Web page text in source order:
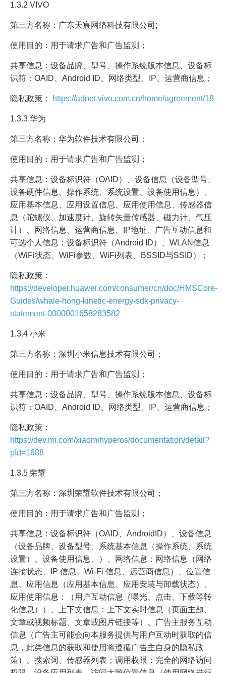
1.3.2 VIVO
第三方名称：广东天宸网络科技有限公司;
使用目的：用于请求广告和广告监测；
共享信息：设备品牌、型号、操作系统版本信息、设备标
识符：OAID、Android ID、网络类型、IP、运营商信息；
隐私政策： https://adnet.vivo.com.cn/home/agreement/18
1.3.3 华为
第三方名称：华为软件技术有限公司；
使用目的：用于请求广告和广告监测；
共享信息：设备标识符（OAID）、设备信息（设备型号、
设备硬件信息、操作系统、系统设置、设备使用信息）、
应用基本信息、应用设置信息、应用使用信息、传感器信
息（陀螺仪、加速度计、旋转矢量传感器、磁力计、气压
计）、网络信息、运营商信息、IP地址、广告互动信息和
可选个人信息：设备标识符（Android ID）、WLAN信息
（WiFi状态、WiFi参数、WiFi列表、BSSID与SSID）；
隐私政策：
https://developer.huawei.com/consumer/cn/doc/HMSCore-
Guides/whale-hong-kinetic-energy-sdk-privacy-
statement-0000001658283582
1.3.4 小米
第三方名称：深圳小米信息技术有限公司；
使用目的：用于请求广告和广告监测；
共享信息：设备品牌、型号、操作系统版本信息、设备标
识符：OAID、Android ID、网络类型、IP、运营商信息；
隐私政策：
https://dev.mi.com/xiaomihyperos/documentation/detail?
pId=1688
1.3.5 荣耀
第三方名称：深圳荣耀软件技术有限公司；
使用目的：用于请求广告和广告监测；
共享信息：设备标识符（OAID、AndroidID）、设备信息
（设备品牌、设备型号、系统基本信息（操作系统、系统
设置）、设备使用信息、）、网络信息：网络信息（网络
连接状态、IP 信息、Wi-Fi 信息、运营商信息）、位置信
息、应用信息（应用基本信息、应用安装与卸载状态）、
应用使用信息：（用户互动信息（曝光、点击、下载等转
化信息））、上下文信息：上下文实时信息（页面主题、
文章或视频标题、文章或图片链接等）、广告主服务互动
信息（广告主可能会向本服务提供与用户互动时获取的信
息，此类信息的获取和使用将遵循广告主自身的隐私政
策）、搜索词、传感器列表；调用权限：完全的网络访问